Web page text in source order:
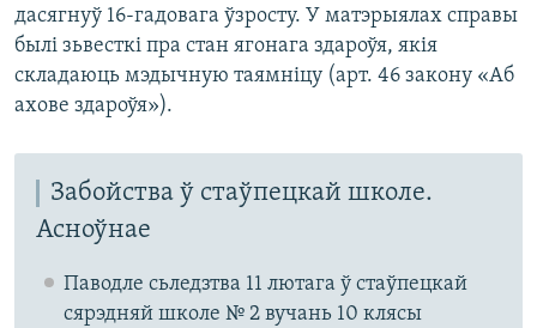
дасягнуў 16-гадовага ўзросту. У матэрыялах справы
былі зьвесткі пра стан ягонага здароўя, якія
складаюць мэдычную таямніцу (арт. 46 закону «Аб
ахове здароўя»).
Забойства ў стаўпецкай школе.
Асноўнае
Паводле сьледзтва 11 лютага ў стаўпецкай
сярэдняй школе № 2 вучань 10 клясы